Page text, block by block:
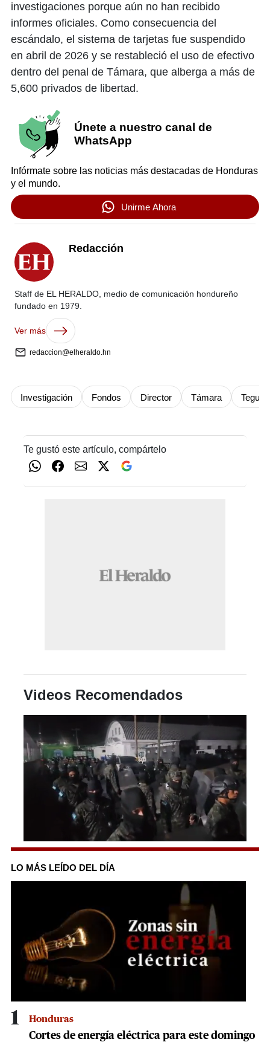
investigaciones porque aún no han recibido
informes oficiales. Como consecuencia del
escándalo, el sistema de tarjetas fue suspendido
en abril de 2026 y se restableció el uso de efectivo
dentro del penal de Támara, que alberga a más de
5,600 privados de libertad.
Únete a nuestro canal de
WhatsApp
Infórmate sobre las noticias más destacadas de Honduras
y el mundo.
Unirme Ahora
Redacción
Staff de EL HERALDO, medio de comunicación hondureño
fundado en 1979.
Ver más
redaccion@elheraldo.hn
Investigación Fondos Director Támara
Te gustó este artículo, compártelo
Videos Recomendados
0
of
32
seconds
LO MÁS LEÍDO DEL DÍA
1 Honduras
Cortes de energía eléctrica para este domingo